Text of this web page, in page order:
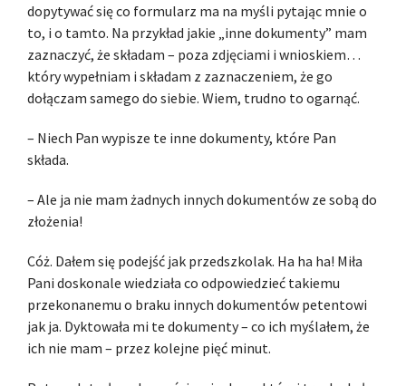
dopytywać się co formularz ma na myśli pytając mnie o
to, i o tamto. Na przykład jakie „inne dokumenty” mam
zaznaczyć, że składam – poza zdjęciami i wnioskiem…
który wypełniam i składam z zaznaczeniem, że go
dołączam samego do siebie. Wiem, trudno to ogarnąć.
– Niech Pan wypisze te inne dokumenty, które Pan
składa.
– Ale ja nie mam żadnych innych dokumentów ze sobą do
złożenia!
Cóż. Dałem się podejść jak przedszkolak. Ha ha ha! Miła
Pani doskonale wiedziała co odpowiedzieć takiemu
przekonanemu o braku innych dokumentów petentowi
jak ja. Dyktowała mi te dokumenty – co ich myślałem, że
ich nie mam – przez kolejne pięć minut.